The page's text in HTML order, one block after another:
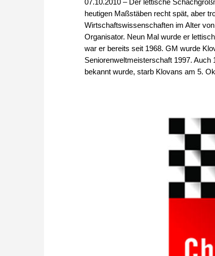
heutigen Maßstäben recht spät, aber
Wirtschaftswissenschaften im Alter
Organisator. Neun Mal wurde er
war er bereits seit 1968. GM wurde
Seniorenweltmeisterschaft 1997.
bekannt wurde, starb Klovans am 5.